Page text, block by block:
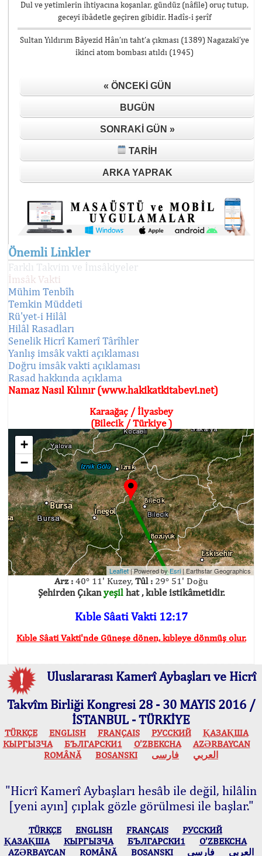
Dul ve yetimlerin ihtiyacına koşanlar, gündüz (nâfile) oruç tutup,
geceyi ibâdetle geçiren gibidir. Hadîs-i şerîf
Sultan Yıldırım Bâyezid Hân’ın taht’a çıkması (1389) Nagazaki’ye
ikinci atom bombası atıldı (1945)
« ÖNCEKI GÜN
BUGÜN
SONRAKI GÜN »
TARIH
ARKA YAPRAK
Önemli Linkler
Farklı Takvim ve İmsâkiyeler
İmsâk Vakti
Mühim Tenbîh
Temkin Müddeti
Rü'yet-i Hilâl
Hilâl Rasadları
Senelik Hicrî Kamerî Târîhler
Yanlış imsâk vakti açıklaması
Doğru imsâk vakti açıklaması
Rasad hakkında açıklama
Namaz Nasıl Kılınır (www.hakikatkitabevi.net)
Karaağaç / İlyasbey
(Bilecik / Türkiye )
+
−
Leaflet| Powered byEsri | Earthstar Geographics
Arz :40° 11' Kuzey, Tûl :29° 51' Doğu
Şehirden Çıkanyeşilhat , kıble istikâmetidir.
Kıble Sâati Vakti 12:17
Kıble Sâati Vakti'nde Güneşe dönen, kıbleye dönmüş olur.
Uluslararası Kamerî Aybaşları ve Hicrî
Takvîm Birliği Kongresi 28 - 30 MAYIS 2016 /
İSTANBUL - TÜRKİYE
TÜRKÇE ENGLISH FRANÇAIS РУССКИЙ
ҚАЗАҚША
КЫPГЫЗЧA
БЪЛГАРСКИ1 O’ZBEKCHA
AZӘRBAYCAN
ROMÂNĂ
BOSANSKI العربي فارسی
"Hicrî Kamerî Aybaşları hesâb ile değil, hilâlin
[yeni ayın] çıplak gözle görülmesi ile başlar."
TÜRKÇE ENGLISH FRANÇAIS
РУССКИЙ
ҚАЗАҚША
КЫPГЫЗЧA БЪЛГАРСКИ1
O’ZBEKCHA
AZӘRBAYCAN
ROMÂNĂ BOSANSKI العربي فارسی